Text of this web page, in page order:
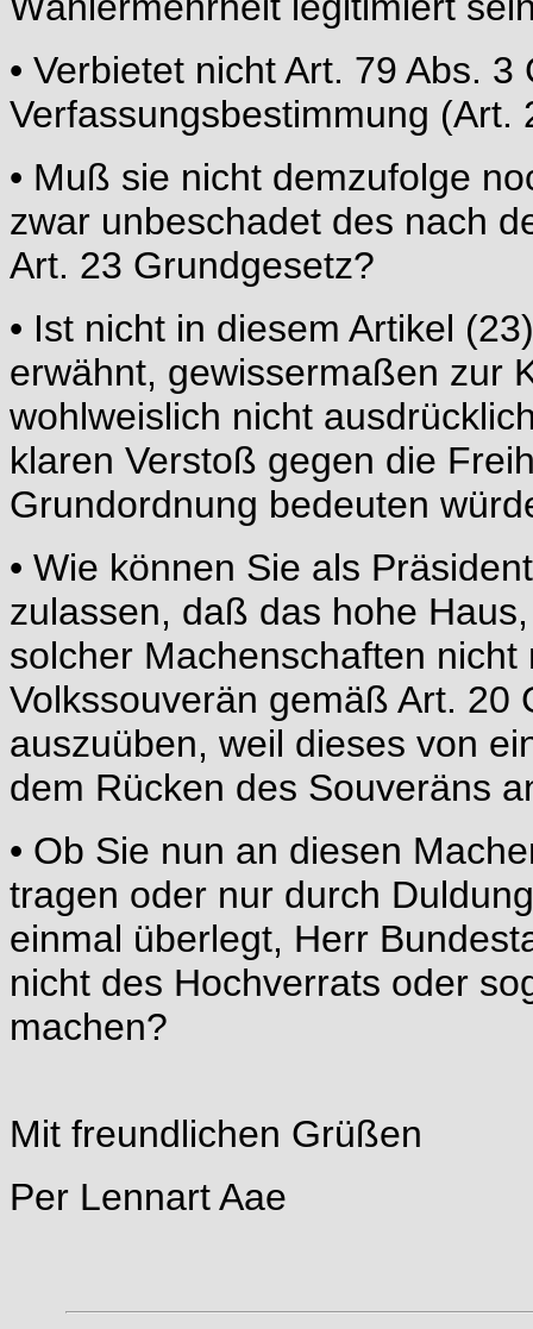
• Verbietet nicht Art. 79 Abs.
Verfassungsbestimmung (Art.
• Muß sie nicht demzufolge
zwar unbeschadet des nach
Art. 23 Grundgesetz?
• Ist nicht in diesem Artikel
erwähnt, gewissermaßen zur
wohlweislich nicht
klaren Verstoß gegen die
Grundordnung bedeuten
• Wie können Sie als
zulassen, daß das hohe
solcher Machenschaften
Volkssouverän gemäß Art. 20
auszuüben, weil dieses von
dem Rücken des Souveräns
• Ob Sie nun an diesen
tragen oder nur durch
einmal überlegt, Herr
nicht des Hochverrats oder
machen?
Mit freundlichen Grüßen
Per Lennart Aae